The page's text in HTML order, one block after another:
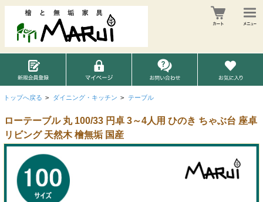
トップへ戻る > ダイニング・キッチン > テーブル
ローテーブル 丸 100/33 円卓 3～4人用 ひのき ちゃぶ台 座卓
リビング 天然木 檜無垢 国産